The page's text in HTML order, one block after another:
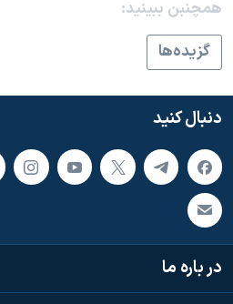
همچنبن ببینید:
گزيده‌ها
دنبال کنید
در باره ما